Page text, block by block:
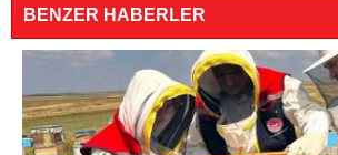
BENZER HABERLER